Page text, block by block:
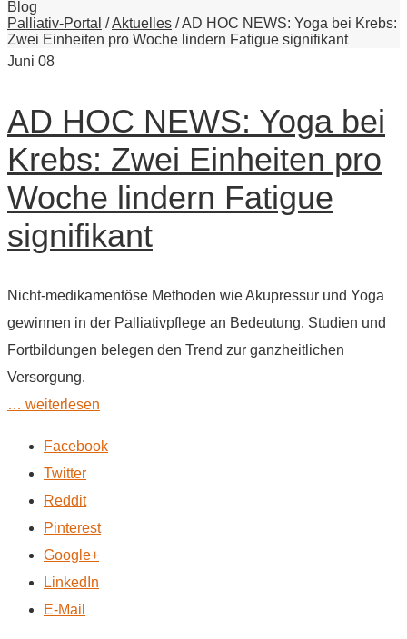
Blog
Palliativ-Portal /Aktuelles /AD HOC NEWS: Yoga bei Krebs:
Zwei Einheiten pro Woche lindern Fatigue signifikant
Juni 08
AD HOC NEWS: Yoga bei
Krebs: Zwei Einheiten pro
Woche lindern Fatigue
signifikant
Nicht-medikamentöse Methoden wie Akupressur und Yoga
gewinnen in der Palliativpflege an Bedeutung. Studien und
Fortbildungen belegen den Trend zur ganzheitlichen
Versorgung.
… weiterlesen
Facebook
Twitter
Reddit
Pinterest
Google+
LinkedIn
E-Mail